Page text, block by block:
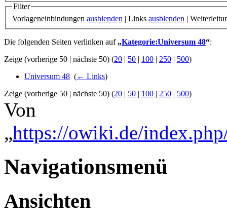
Filter
Vorlageneinbindungen ausblenden | Links ausblenden |
Die folgenden Seiten verlinken auf „Kategorie:Universum 48“:
Zeige (vorherige 50 | nächste 50) (20 | 50 | 100 | 250 | 500)
Universum 48 (← Links)
Zeige (vorherige 50 | nächste 50) (20 | 50 | 100 | 250 | 500)
Von
„https://owiki.de/
Navigationsmenü
Ansichten